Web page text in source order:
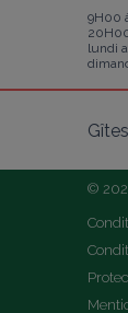
9H00
lundi
©